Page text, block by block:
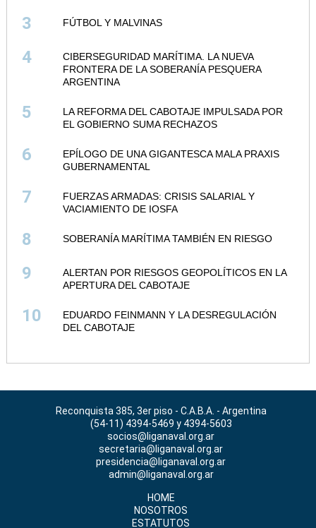
3 FÚTBOL Y MALVINAS
4
CIBERSEGURIDAD MARÍTIMA. LA NUEVA
FRONTERA DE LA SOBERANÍA PESQUERA
ARGENTINA
5
LA REFORMA DEL CABOTAJE IMPULSADA POR
EL GOBIERNO SUMA RECHAZOS
6
EPÍLOGO DE UNA GIGANTESCA MALA PRAXIS
GUBERNAMENTAL
7
FUERZAS ARMADAS: CRISIS SALARIAL Y
VACIAMIENTO DE IOSFA
8 SOBERANÍA MARÍTIMA TAMBIÉN EN RIESGO
9
ALERTAN POR RIESGOS GEOPOLÍTICOS EN LA
APERTURA DEL CABOTAJE
10
EDUARDO FEINMANN Y LA DESREGULACIÓN
DEL CABOTAJE
Reconquista 385, 3er piso - C.A.B.A. - Argentina
(54-11) 4394-5469 y 4394-5603
socios@liganaval.org.ar
secretaria@liganaval.org.ar
presidencia@liganaval.org.ar
admin@liganaval.org.ar
HOME
NOSOTROS
ESTATUTOS